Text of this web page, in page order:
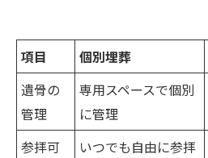
項目 個別埋葬
遺骨の
管理
専用スペースで個別
に管理
参拝可
いつでも自由に参拝